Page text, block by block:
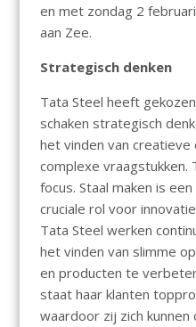
en met zondag 2
aan Zee.
Strategisch denken
Tata Steel heeft
schaken strategisch
het vinden van
complexe
focus. Staal maken is
cruciale rol voor
Tata Steel werken
het vinden van slimme
en producten te
staat haar klanten
waardoor zij zich kunnen